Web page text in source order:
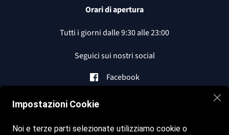
Orari di apertura
Tutti i giorni dalle 9:30 alle 23:00
Seguici sui nostri social
Facebook
Impostazioni Cookie
Noi e terze parti selezionate utilizziamo cookie o